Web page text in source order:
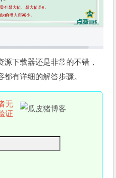
源下载器还是非常的不错，
有详细的解答步骤。
无
证